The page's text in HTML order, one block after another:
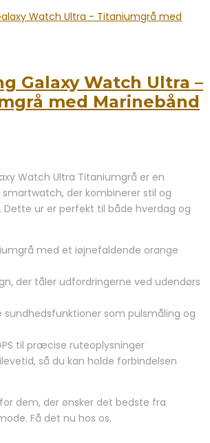
Galaxy Watch Ultra –
med Marinebånd
Watch Ultra Titaniumgrå er en
der kombinerer stil og
ur er perfekt til både hverdag og
med et iøjnefaldende orange
der tåler udfordringerne ved udendørs
sundhedsfunktioner som pulsmåling og
til præcise ruteoplysninger
så du kan holde forbindelsen
dem, der ønsker det bedste fra
Få det nu hos os.